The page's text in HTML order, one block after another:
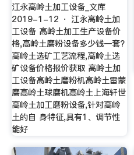
江永高岭土加工设备_文库
2019-1-12 · 江永高岭土加
工设备 高岭土加工生产设备价
格,高岭土磨粉设备多少钱一套?
高岭土选矿工艺流程,高岭土选
矿设备价格报价获取 高岭土加
工设备高岭土磨粉机高岭土雷蒙
磨高岭土球磨机高岭土上海轩世
高岭土加工磨粉设备,针对高岭
土的自 身特征,具有1、调节性
能好